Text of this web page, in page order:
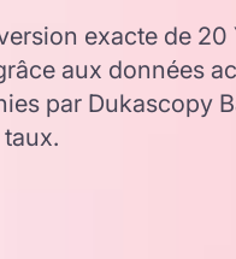
exacte de
aux données
par Dukascopy